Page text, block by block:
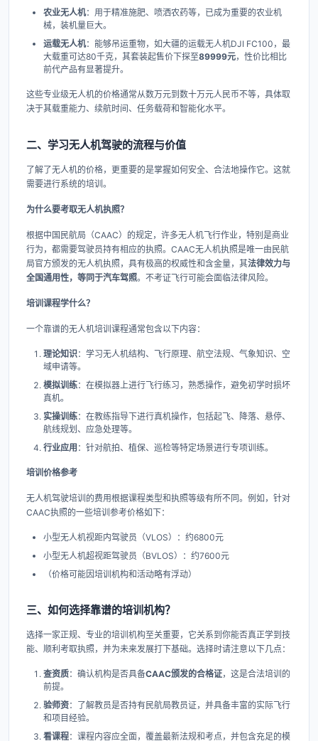
农业无人机​：用于精准施肥、喷洒农药等，已成为重要的农业机
械，装机量巨大。
运载无人机​：能够吊运重物，如大疆的运载无人机DJI FC100，最
大载重可达80千克，其套装起售价下探至89999元，性价比相比
前代产品有显著提升。
这些专业级无人机的价格通常从数万元到数十万元人民币不等，具体取
决于其载重能力、续航时间、任务载荷和智能化水平。
二、学习无人机驾驶的流程与价值
了解了无人机的价格，更重要的是掌握如何安全、合法地操作它。这就
需要进行系统的培训。
为什么要考取无人机执照？​
根据中国民航局（CAAC）的规定，许多无人机飞行作业，特别是商业
行为，都需要驾驶员持有相应的执照。CAAC无人机执照是唯一由民航
局官方颁发的无人机执照，具有极高的权威性和含金量，其法律效力与
全国通用性，等同于汽车驾照。不考证飞行可能会面临法律风险。
培训课程学什么？​
一个靠谱的无人机培训课程通常包含以下内容：
理论知识​：学习无人机结构、飞行原理、航空法规、气象知识、空
域申请等。
模拟训练​：在模拟器上进行飞行练习，熟悉操作，避免初学时损坏
真机。
实操训练​：在教练指导下进行真机操作，包括起飞、降落、悬停、
航线规划、应急处理等。
行业应用 ​：针对航拍、植保、巡检等特定场景进行专项训练。
培训价格参考
无人机驾驶培训的费用根据课程类型和执照等级有所不同。例如，针对
CAAC执照的一些培训参考价格如下：
小型无人机视距内驾驶员（VLOS）：约6800元
小型无人机超视距驾驶员（BVLOS）：约7600元
（价格可能因培训机构和活动略有浮动）
三、如何选择靠谱的培训机构？
选择一家正规、专业的培训机构至关重要，它关系到你能否真正学到技
能、顺利考取执照，并为未来发展打下基础。选择时请注意以下几点：
查资质​：确认机构是否具备CAAC颁发的合格证，这是合法培训的
前提。
验师资​：了解教员是否持有民航局教员证，并具备丰富的实际飞行
和项目经验。
看课程​：课程内容应全面，覆盖最新法规和考点，并包含充足的模